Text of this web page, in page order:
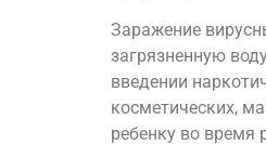
Заражение
загрязненную
введении
косметических,
ребенку во время